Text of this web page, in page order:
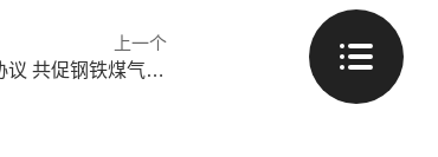
上一个
北大先锋与沈鼓成套签订战略合作协议 共促钢铁煤气低碳利用发展